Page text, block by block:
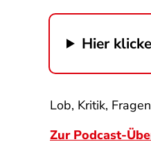
Hier
Lob, Kritik,
Zur Podcast-